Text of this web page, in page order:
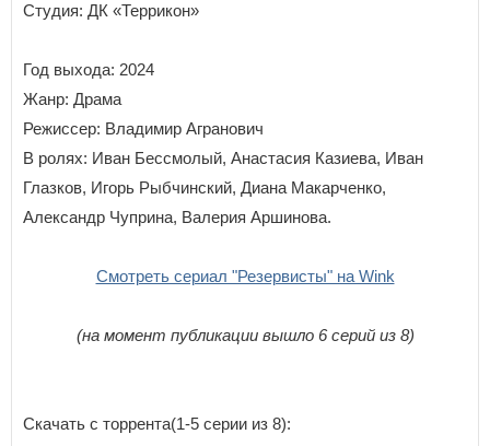
Студия: ДК «Террикон»
Год выхода: 2024
Жанр: Драма
Режиссер: Владимир Агранович
В ролях: Иван Бессмолый, Анастасия Казиева, Иван
Глазков, Игорь Рыбчинский, Диана Макарченко,
Александр Чуприна, Валерия Аршинова.
Смотреть сериал "Резервисты" на Wink
(на момент публикации вышло 6 серий из 8)
Скачать с торрента(1-5 серии из 8):